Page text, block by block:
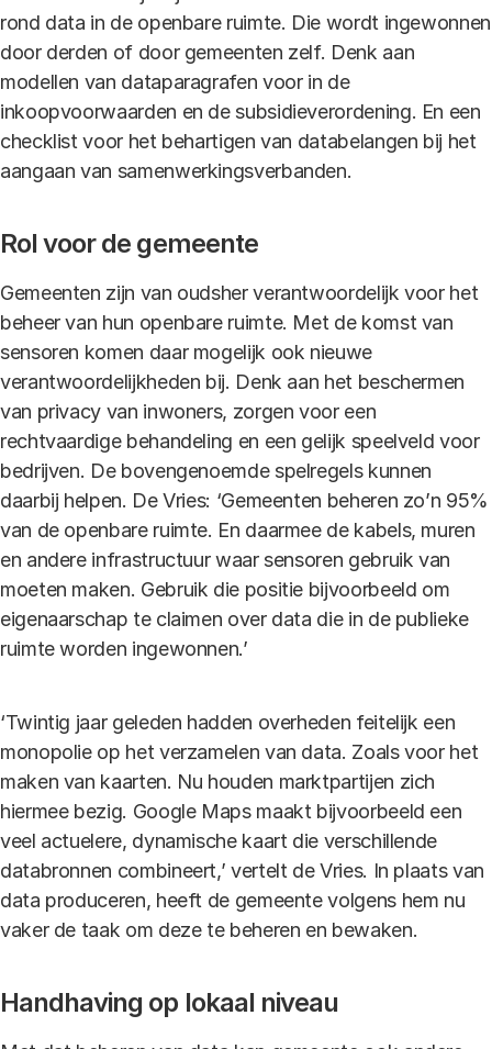
rond data in de openbare ruimte. Die wordt ingewonnen
door derden of door gemeenten zelf. Denk aan
modellen van dataparagrafen voor in de
inkoopvoorwaarden en de subsidieverordening. En een
checklist voor het behartigen van databelangen bij het
aangaan van samenwerkingsverbanden.
Rol voor de gemeente
Gemeenten zijn van oudsher verantwoordelijk voor het
beheer van hun openbare ruimte. Met de komst van
sensoren komen daar mogelijk ook nieuwe
verantwoordelijkheden bij. Denk aan het beschermen
van privacy van inwoners, zorgen voor een
rechtvaardige behandeling en een gelijk speelveld voor
bedrijven. De bovengenoemde spelregels kunnen
daarbij helpen. De Vries: ‘Gemeenten beheren zo’n 95%
van de openbare ruimte. En daarmee de kabels, muren
en andere infrastructuur waar sensoren gebruik van
moeten maken. Gebruik die positie bijvoorbeeld om
eigenaarschap te claimen over data die in de publieke
ruimte worden ingewonnen.’
‘Twintig jaar geleden hadden overheden feitelijk een
monopolie op het verzamelen van data. Zoals voor het
maken van kaarten. Nu houden marktpartijen zich
hiermee bezig. Google Maps maakt bijvoorbeeld een
veel actuelere, dynamische kaart die verschillende
databronnen combineert,’ vertelt de Vries. In plaats van
data produceren, heeft de gemeente volgens hem nu
vaker de taak om deze te beheren en bewaken.
Handhaving op lokaal niveau